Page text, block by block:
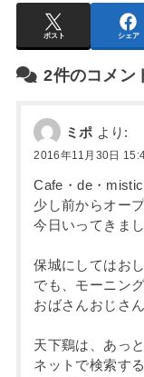
ポスト シェア
2件のコメン
ミポ より:
2016年11月30日
Cafe・de・
少し前からオー
今日いってきまし
保城にしてはお
でも、モーニン
おばさんおじさ
天下鷄は、あっ
ネットで検索す